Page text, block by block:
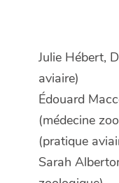
Julie Hébert,
aviaire)
Édouard
(médecine
(pratique
Sarah